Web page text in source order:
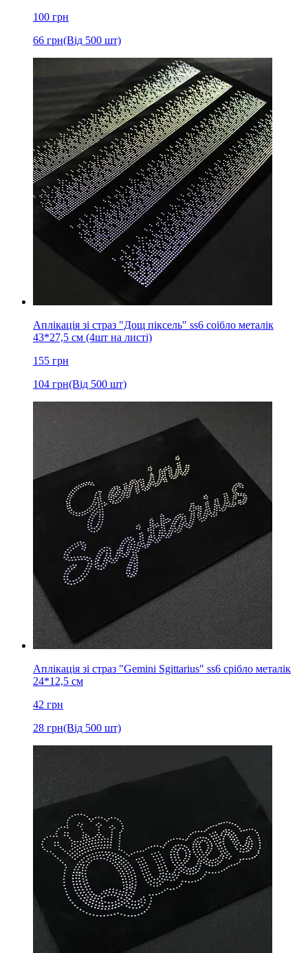
100 грн
66 грн(Від 500 шт)
Аплікація зі страз "Дощ піксель" ss6 соібло металік
43*27,5 см (4шт на листі)
155 грн
104 грн(Від 500 шт)
Аплікація зі страз "Gemini Sgittarius" ss6 срібло металік
24*12,5 см
42 грн
28 грн(Від 500 шт)